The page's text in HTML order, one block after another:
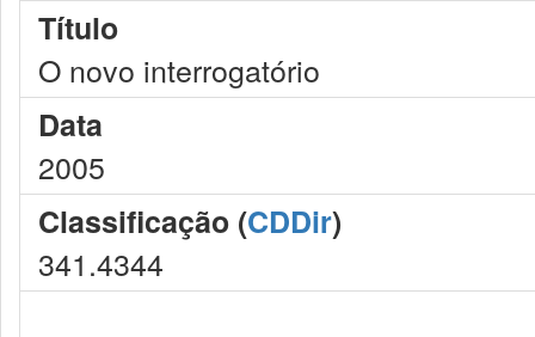
Título
O novo interrogatório
Data
2005
Classificação (CDDir)
341.4344